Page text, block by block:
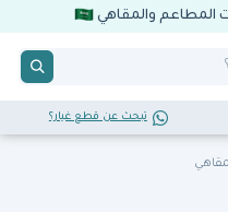
المطاعم والمقاهي
تبحث عن قطع غيار؟